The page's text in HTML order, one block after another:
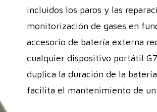
incluidos los paros y las
monitorización de gases en
accesorio de batería externa
cualquier dispositivo portátil
duplica la duración de la
facilita el mantenimiento de